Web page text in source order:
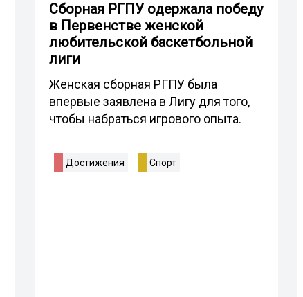
Сборная РГПУ одержала победу
в Первенстве женской
любительской баскетбольной
лиги
Женская сборная РГПУ была
впервые заявлена в Лигу для того,
чтобы набраться игрового опыта.
Достижения Спорт